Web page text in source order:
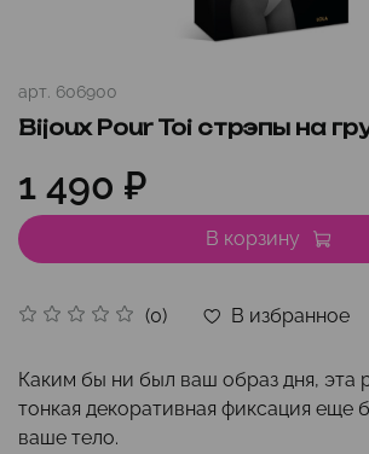
арт. 606900
Bijoux Pour Toi стрэпы на
(0) В избранное
1 490 ₽
В корзину
Каким бы ни был ваш образ дня, эта
тонкая декоративная фиксация еще
ваше тело.